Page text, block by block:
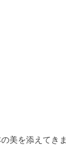
美を添えてきま